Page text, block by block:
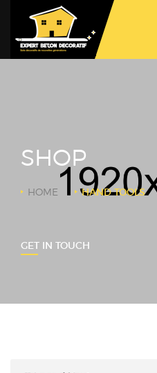
PROJETS
SHOP
HOME HAND TOOLS
GET IN TOUCH